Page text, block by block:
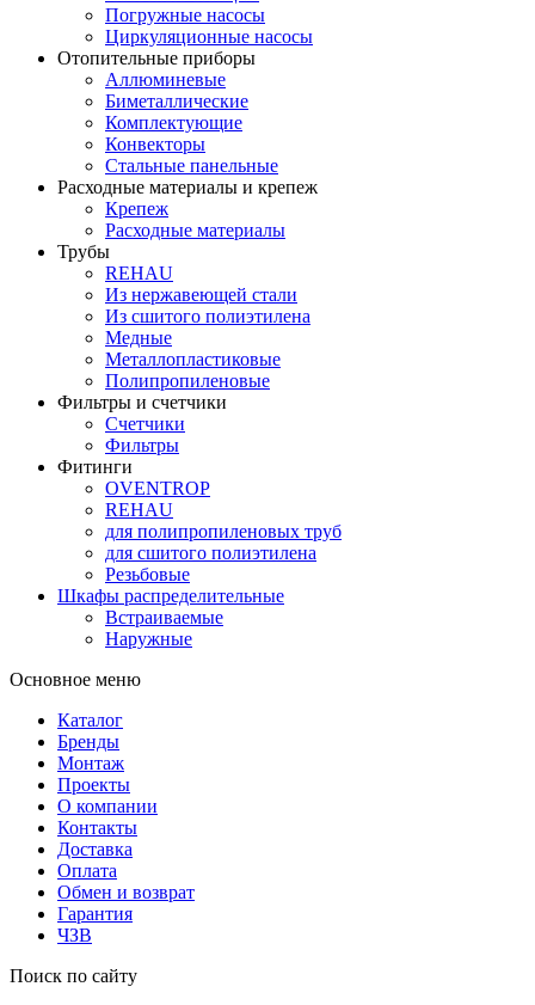
Погружные насосы
Циркуляционные насосы
Отопительные приборы
Аллюминевые
Биметаллические
Комплектующие
Конвекторы
Стальные панельные
Расходные материалы и крепеж
Крепеж
Расходные материалы
Трубы
REHAU
Из нержавеющей стали
Из сшитого полиэтилена
Медные
Металлопластиковые
Полипропиленовые
Фильтры и счетчики
Счетчики
Фильтры
Фитинги
OVENTROP
REHAU
для полипропиленовых труб
для сшитого полиэтилена
Резьбовые
Шкафы распределительные
Встраиваемые
Наружные
Основное меню
Каталог
Бренды
Монтаж
Проекты
О компании
Контакты
Доставка
Оплата
Обмен и возврат
Гарантия
ЧЗВ
Поиск по сайту